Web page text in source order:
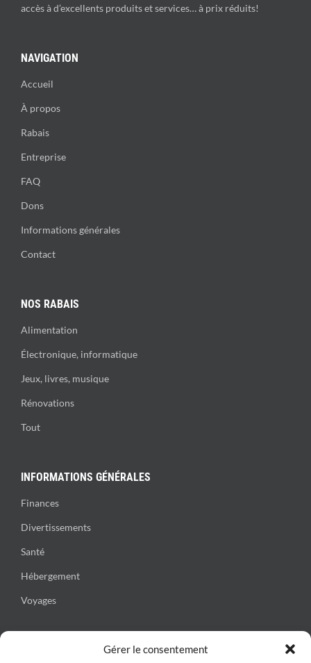
Gérer le consentement
accès à d’excellents produits et services… à prix réduits!
NAVIGATION
Accueil
À propos
Rabais
Entreprise
FAQ
Dons
Informations générales
Contact
NOS RABAIS
Alimentation
Électronique, informatique
Jeux, livres, musique
Rénovations
Tout
INFORMATIONS GÉNÉRALES
Finances
Divertissements
Santé
Hébergement
Voyages